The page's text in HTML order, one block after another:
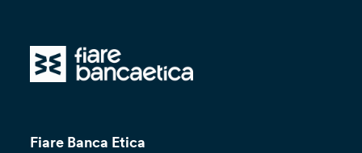
Fiare Banca Etica